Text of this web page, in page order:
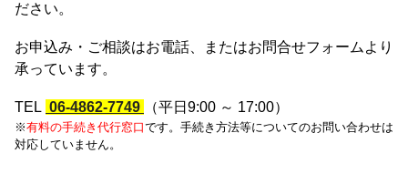
ださい。
お申込み・ご相談はお電話、またはお問合せフォームより
承っています。
TEL 06-4862-7749 （平日9:00 ～ 17:00）
※有料の手続き代行窓口です。手続き方法等についてのお問い合わせは
対応していません。